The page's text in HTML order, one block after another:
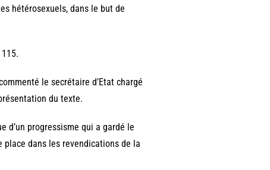
hétérosexuels, dans le but de
le secrétaire d’Etat chargé
du texte.
d’un progressisme qui a gardé le
dans les revendications de la